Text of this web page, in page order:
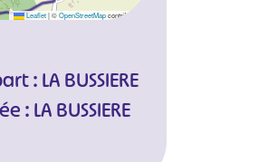
Leaflet|©OpenStreetMapcontributors
: LA BUSSIERE
LA BUSSIERE